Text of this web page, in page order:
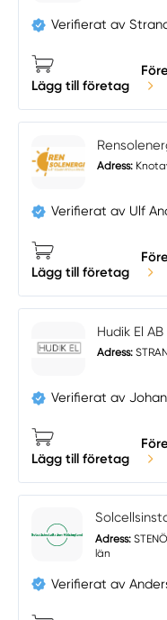
Verifierat av
Lägg till företag
Adress:
Verifierat av Ulf
Lägg till företag
Hudik El AB
Adress:
Verifierat av
Lägg till företag
Adress:
län
Verifierat av